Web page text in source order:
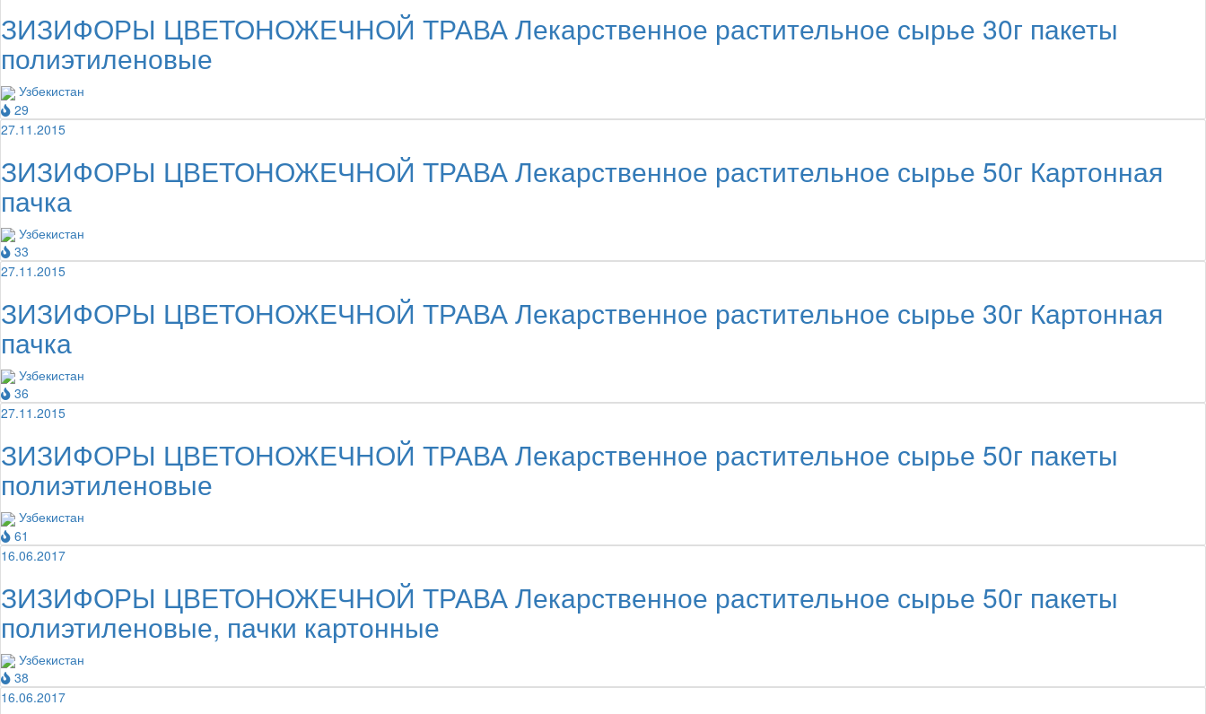
ЗИЗИФОРЫ ЦВЕТОНОЖЕЧНОЙ ТРАВА Лекарственное растительное сырье 30г пакеты
полиэтиленовые
Узбекистан
29
27.11.2015
ЗИЗИФОРЫ ЦВЕТОНОЖЕЧНОЙ ТРАВА Лекарственное растительное сырье 50г Картонная
пачка
Узбекистан
33
27.11.2015
ЗИЗИФОРЫ ЦВЕТОНОЖЕЧНОЙ ТРАВА Лекарственное растительное сырье 30г Картонная
пачка
Узбекистан
36
27.11.2015
ЗИЗИФОРЫ ЦВЕТОНОЖЕЧНОЙ ТРАВА Лекарственное растительное сырье 50г пакеты
полиэтиленовые
Узбекистан
61
16.06.2017
ЗИЗИФОРЫ ЦВЕТОНОЖЕЧНОЙ ТРАВА Лекарственное растительное сырье 50г пакеты
полиэтиленовые, пачки картонные
Узбекистан
38
16.06.2017